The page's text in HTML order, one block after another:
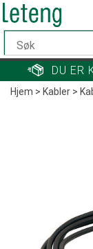
DU ER
Hjem>Kabler>